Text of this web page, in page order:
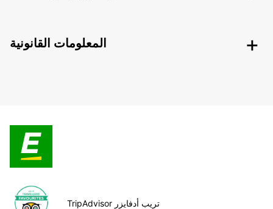
المعلومات القانونية
TripAdvisor تريب أدفايزر